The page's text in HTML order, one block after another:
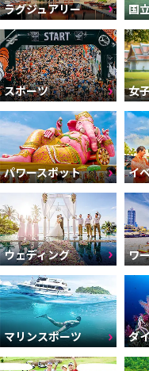
ラグジュアリー 国
スポーツ 女
パワースポット イ
ウェディング ワ
マリンスポーツ ダ